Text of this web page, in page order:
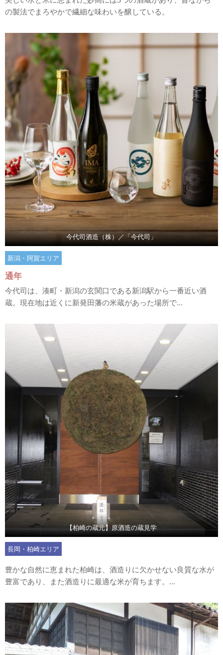
の製法でまろやかで繊細な味わいを醸している。
今代司酒造（株）／「今代司」
新潟・阿賀エリア
通年
今代司は、湊町・新潟の玄関口である新潟駅から一番近い酒
蔵。現在地は近くに新発田藩の米蔵があった場所で...
【柏崎の蔵元】原酒造の蔵見学
長岡・柏崎エリア
豊かな自然に恵まれた柏崎は、酒造りに欠かせない良質な水が
豊富であり、また酒造りに最適な米が育ちます。...